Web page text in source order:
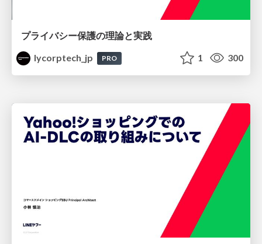
プライバシー保護の理論と実践
lycorptech_jp
PRO 1 300